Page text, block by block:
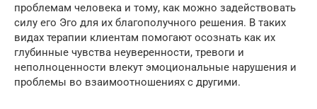
проблемам человека и тому, как можно задействовать
силу его Эго для их благополучного решения. В таких
видах терапии клиентам помогают осознать как их
глубинные чувства неуверенности, тревоги и
неполноценности влекут эмоциональные нарушения и
проблемы во взаимоотношениях с другими.